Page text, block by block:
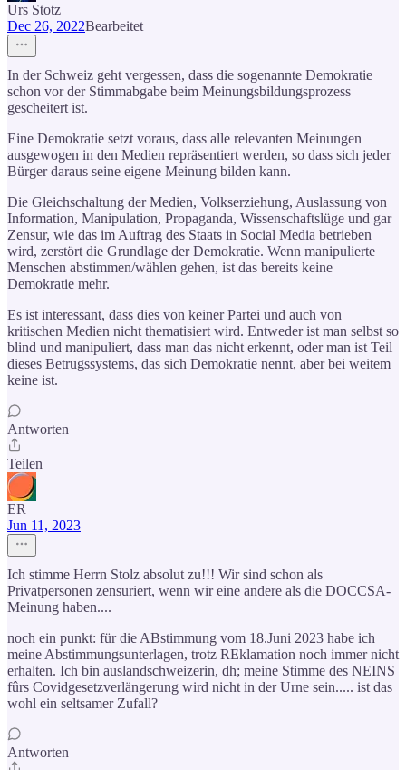
Urs Stotz
Dec 26, 2022Bearbeitet
In der Schweiz geht vergessen, dass die sogenannte Demokratie
schon vor der Stimmabgabe beim Meinungsbildungsprozess
gescheitert ist.
Eine Demokratie setzt voraus, dass alle relevanten Meinungen
ausgewogen in den Medien repräsentiert werden, so dass sich jeder
Bürger daraus seine eigene Meinung bilden kann.
Die Gleichschaltung der Medien, Volkserziehung, Auslassung von
Information, Manipulation, Propaganda, Wissenschaftslüge und gar
Zensur, wie das im Auftrag des Staats in Social Media betrieben
wird, zerstört die Grundlage der Demokratie. Wenn manipulierte
Menschen abstimmen/wählen gehen, ist das bereits keine
Demokratie mehr.
Es ist interessant, dass dies von keiner Partei und auch von
kritischen Medien nicht thematisiert wird. Entweder ist man selbst so
blind und manipuliert, dass man das nicht erkennt, oder man ist Teil
dieses Betrugssystems, das sich Demokratie nennt, aber bei weitem
keine ist.
Antworten
Teilen
ER
Jun 11, 2023
Ich stimme Herrn Stolz absolut zu!!! Wir sind schon als
Privatpersonen zensuriert, wenn wir eine andere als die DOCCSA-
Meinung haben....
noch ein punkt: für die ABstimmung vom 18.Juni 2023 habe ich
meine Abstimmungsunterlagen, trotz REklamation noch immer nicht
erhalten. Ich bin auslandschweizerin, dh; meine Stimme des NEINS
fûrs Covidgesetzverlängerung wird nicht in der Urne sein..... ist das
wohl ein seltsamer Zufall?
Antworten